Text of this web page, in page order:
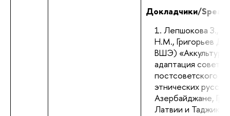
Докладчики/
Лепшокова З.,
Н.М., Григорьев
ВШЭ)
адаптация
постсоветского
этнических
Азербайджане,
Латвии и